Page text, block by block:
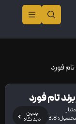
فورد
تام فورد
3.8
بدون
دیدگاه